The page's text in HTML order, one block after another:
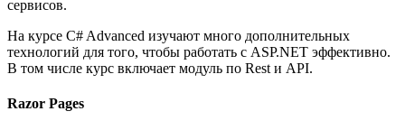
сервисов.
На курсе C# Advanced изучают много дополнительных
технологий для того, чтобы работать с ASP.NET эффективно.
В том числе курс включает модуль по Rest и API.
Razor Pages